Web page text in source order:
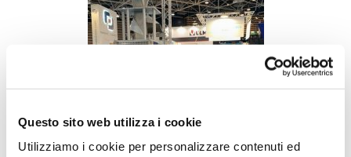
Questo sito web utilizza i cookie
Utilizziamo i cookie per personalizzare contenuti ed